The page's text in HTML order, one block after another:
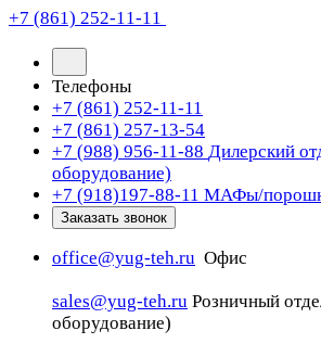
+7 (861) 252-11-11
Телефоны
+7 (861) 252-11-11
+7 (861) 257-13-54
+7 (988) 956-11-88 Дилерский
оборудование)
+7 (918)197-88-11 МАФы/
Заказать звонок
office@yug-teh.ru Офис
sales@yug-teh.ru Розничный
оборудование)